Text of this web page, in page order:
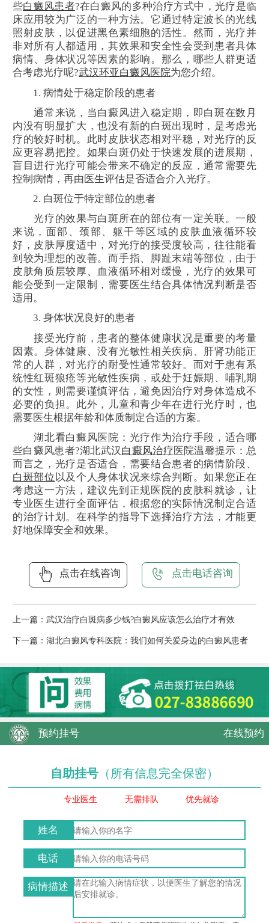
些白癜风患者?在白癜风的多种治疗方式中，光疗是临
床应用较为广泛的一种方法。它通过特定波长的光线
照射皮肤，以促进黑色素细胞的活性。然而，光疗并
非对所有人都适用，其效果和安全性会受到患者具体
病情、身体状况等因素的影响。那么，哪些人群更适
合考虑光疗呢?武汉环亚白癜风医院为您介绍。
1. 病情处于稳定阶段的患者
通常来说，当白癜风进入稳定期，即白斑在数月
内没有明显扩大，也没有新的白斑出现时，是考虑光
疗的较好时机。此时皮肤状态相对平稳，对光疗的反
应更容易把控。如果白斑仍处于快速发展的进展期，
盲目进行光疗可能会带来不确定的反应，通常需要先
控制病情，再由医生评估是否适合介入光疗。
2. 白斑位于特定部位的患者
光疗的效果与白斑所在的部位有一定关联。一般
来说，面部、颈部、躯干等区域的皮肤血液循环较
好，皮肤厚度适中，对光疗的接受度较高，往往能看
到较为理想的改善。而手指、脚趾末端等部位，由于
皮肤角质层较厚、血液循环相对缓慢，光疗的效果可
能会受到一定限制，需要医生结合具体情况判断是否
适用。
3. 身体状况良好的患者
接受光疗前，患者的整体健康状况是重要的考量
因素。身体健康、没有光敏性相关疾病、肝肾功能正
常的人群，对光疗的耐受性通常较好。而对于患有系
统性红斑狼疮等光敏性疾病，或处于妊娠期、哺乳期
的女性，则需要谨慎评估，避免因治疗对身体造成不
必要的负担。此外，儿童和青少年在进行光疗时，也
需要医生根据年龄和体质制定合适的方案。
湖北看白癜风医院：光疗作为治疗手段，适合哪
些白癜风患者?湖北武汉白癜风治疗医院温馨提示：总
而言之，光疗是否适合，需要结合患者的病情阶段、
白斑部位 以及个人身体状况来综合判断。如果您正在
考虑这一方法，建议先到正规医院的皮肤科就诊，让
专业医生进行全面评估，根据您的实际情况制定合适
的治疗计划。在科学的指导下选择治疗方法，才能更
好地保障安全和效果。
点击在线咨询 点击电话咨询
上一篇： 武汉治疗白斑病多少钱?白癜风应该怎么治疗才有效
下一篇： 湖北白癜风专科医院：我们如何关爱身边的白癜风患者
预约挂号 在线预约
自助挂号 （所有信息完全保密）
专业医生 无需排队 优先就诊
姓名
电话
病情描述